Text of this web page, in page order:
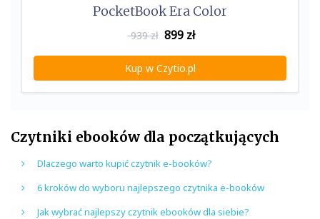
PocketBook Era Color
939 zł 899 zł
Kup w Czytio.pl
Czytniki ebooków dla początkujących
Dlaczego warto kupić czytnik e-booków?
6 kroków do wyboru najlepszego czytnika e-booków
Jak wybrać najlepszy czytnik ebooków dla siebie?